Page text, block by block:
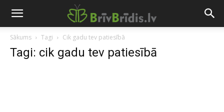
Sākums Tagi Cik gadu tev patiesībā
Tagi: cik gadu tev patiesībā